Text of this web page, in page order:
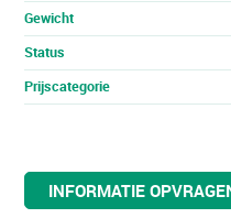
Gewicht
Status
Prijscategorie
INFORMATIE